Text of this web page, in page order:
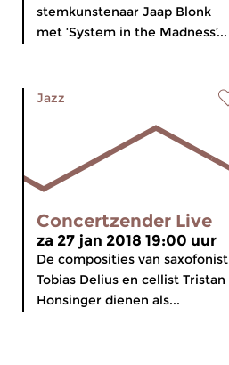
stemkunstenaar Jaap Blonk
met ‘System in the Madness’...
Jazz
Concertzender Live
za 27 jan 2018 19:00 uur
De composities van saxofonist
Tobias Delius en cellist Tristan
Honsinger dienen als...